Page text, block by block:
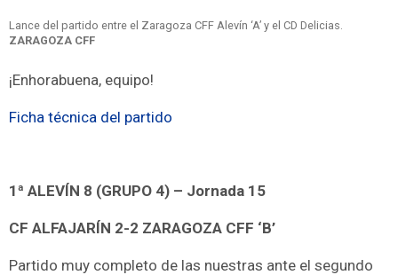
Lance del partido entre el Zaragoza CFF Alevín ‘A’ y el CD Delicias.
ZARAGOZA CFF
¡Enhorabuena, equipo!
Ficha técnica del partido
1ª ALEVÍN 8 (GRUPO 4) – Jornada 15
CF ALFAJARÍN 2-2 ZARAGOZA CFF ‘B’
Partido muy completo de las nuestras ante el segundo